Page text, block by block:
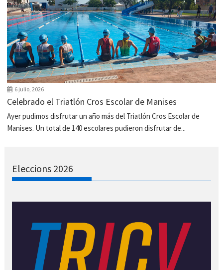
6 julio, 2026
Celebrado el Triatlón Cros Escolar de Manises
Ayer pudimos disfrutar un año más del Triatlón Cros Escolar de
Manises. Un total de 140 escolares pudieron disfrutar de...
Eleccions 2026